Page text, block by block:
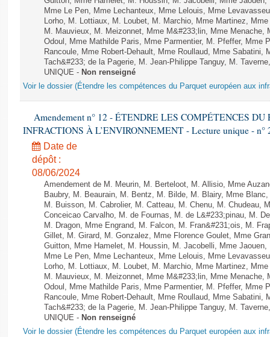
Mme Le Pen, Mme Lechanteux, Mme Lelouis, Mme
Lorho, M. Lottiaux, M. Loubet, M. Marchio, Mme Martinez,
M. Mauvieux, M. Meizonnet, Mme M&#233;lin, Mme Menache,
Odoul, Mme Mathilde Paris, Mme Parmentier, M. Pfeffer, Mme
Rancoule, Mme Robert-Dehault, Mme Roullaud, Mme
Tach&#233; de la Pagerie, M. Jean-Philippe Tanguy, M.
UNIQUE - Non renseigné
Voir le dossier (Étendre les compétences du Parquet européen aux
Amendement n° 12 - ÉTENDRE LES COMPÉTENCES
INFRACTIONS À L’ENVIRONNEMENT - Lecture unique - n°
Date de
dépôt :
08/06/2024
Amendement de M. Meurin, M. Berteloot, M. Allisio, Mme
Baubry, M. Beaurain, M. Bentz, M. Bilde, M. Blairy, Mme
M. Buisson, M. Cabrolier, M. Catteau, M. Chenu, M. Chudeau,
Conceicao Carvalho, M. de Fournas, M. de L&#233;pinau, M.
M. Dragon, Mme Engrand, M. Falcon, M. Fran&#231;ois, M.
Gillet, M. Girard, M. Gonzalez, Mme Florence Goulet, Mme
Guitton, Mme Hamelet, M. Houssin, M. Jacobelli, Mme
Mme Le Pen, Mme Lechanteux, Mme Lelouis, Mme
Lorho, M. Lottiaux, M. Loubet, M. Marchio, Mme Martinez,
M. Mauvieux, M. Meizonnet, Mme M&#233;lin, Mme Menache,
Odoul, Mme Mathilde Paris, Mme Parmentier, M. Pfeffer, Mme
Rancoule, Mme Robert-Dehault, Mme Roullaud, Mme
Tach&#233; de la Pagerie, M. Jean-Philippe Tanguy, M.
UNIQUE - Non renseigné
Voir le dossier (Étendre les compétences du Parquet européen aux